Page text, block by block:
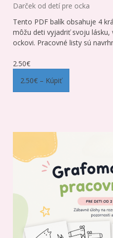
Darček od detí pre ocka
Tento PDF balík obsahuje 4
môžu deti vyjadriť svoju
ockovi. Pracovné listy sú
2.50€
2.50€ – Kúpiť